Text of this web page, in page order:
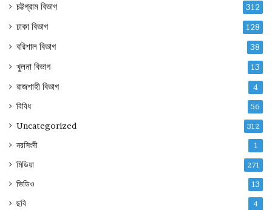
চট্টগ্রাম বিভাগ 312
ঢাকা বিভাগ 128
বরিশাল বিভাগ 38
খুলনা বিভাগ 13
রাজশাহী বিভাগ 4
বিবিধ 56
Uncategorized 312
নরসিংদী 1
মিডিয়া 271
ভিডিও 13
ছবি 4